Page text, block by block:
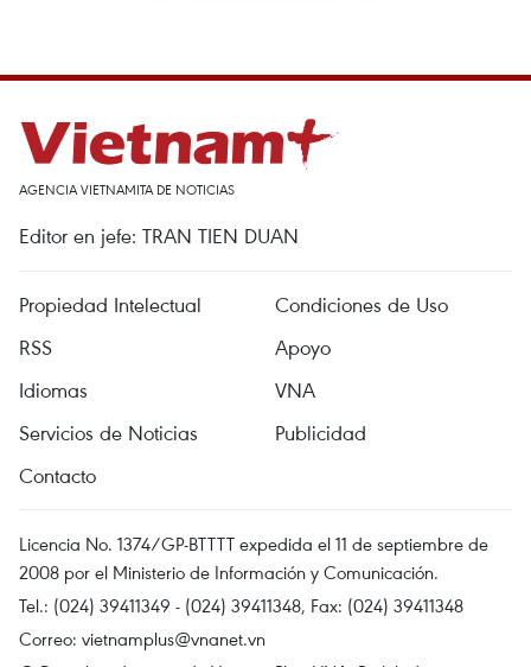
AGENCIA VIETNAMITA DE NOTICIAS
Editor en jefe: TRAN TIEN DUAN
Propiedad Intelectual
Condiciones de Uso
RSS
Apoyo
Idiomas
VNA
Servicios de Noticias
Publicidad
Contacto
Licencia No. 1374/GP-BTTTT expedida el 11 de septiembre de
2008 por el Ministerio de Información y Comunicación.
Tel.: (024) 39411349 - (024) 39411348, Fax: (024) 39411348
Correo: vietnamplus@vnanet.vn